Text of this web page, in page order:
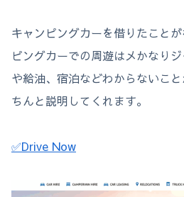
キャンピングカーを借りたこと
ピングカーでの周遊はメかなり
や給油、宿泊などわからないこ
ちんと説明してくれます。
✅Drive Now